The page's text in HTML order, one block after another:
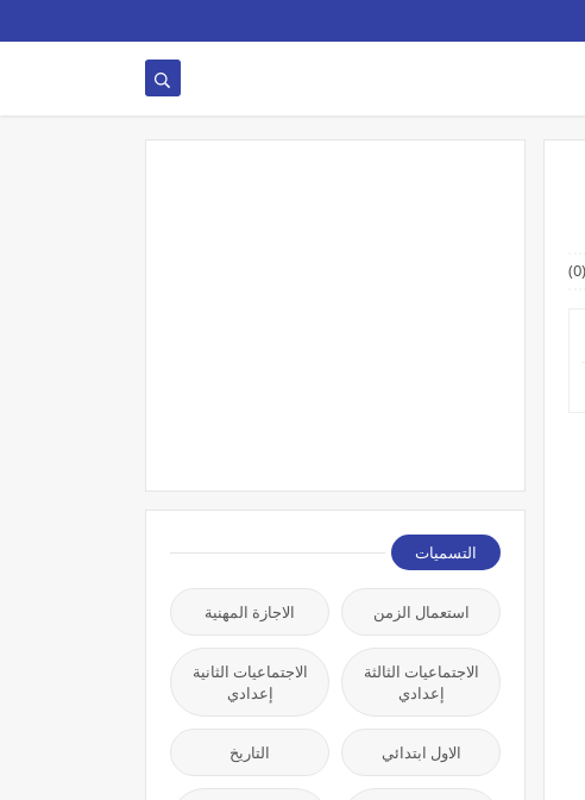
(0)
التسميات
استعمال الزمن الاجازة المهنية
الاجتماعيات الثالثة
إعدادي
الاجتماعيات الثانية
إعدادي
الاول ابتدائي التاريخ